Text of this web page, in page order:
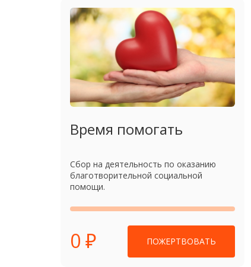
Время помогать
Сбор на деятельность по оказанию
благотворительной социальной
помощи.
0 ₽ ПОЖЕРТВОВАТЬ